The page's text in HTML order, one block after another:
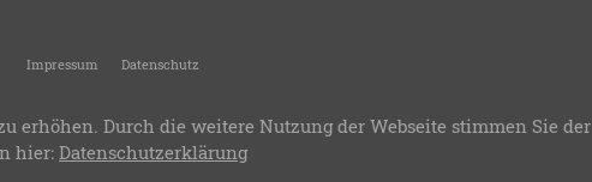
Impressum
Datenschutz
Württemberg-Baden e.V.-Design & Programmierung:bzweic GmbH
erhöhen. Durch die weitere Nutzung der Webseite stimmen Sie der
hier:Datenschutzerklärung